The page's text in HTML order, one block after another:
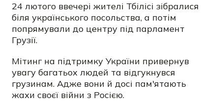
24 лютого ввечері жителі Тбілісі зібралися
біля українського посольства, а потім
попрямували до центру під парламент
Грузії.
Мітинг на підтримку України привернув
увагу багатьох людей та відгукнувся
грузинам. Адже вони й досі пам'ятають
жахи своєї війни з Росією.